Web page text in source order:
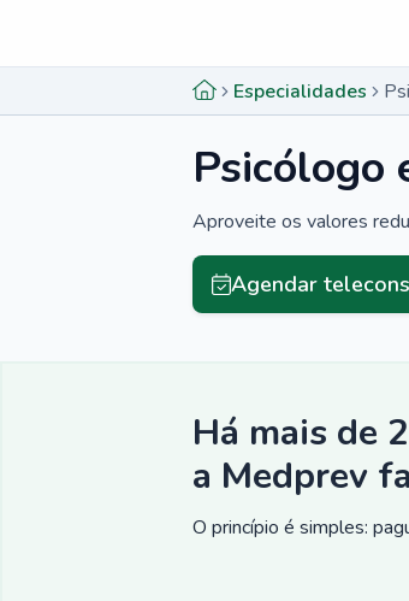
Especialidades
Psicólogo
Aproveite os valores
Agendar
Há mais de
a Medprev
O princípio é simples: